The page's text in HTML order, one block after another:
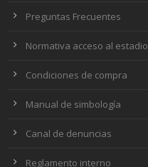
Preguntas Frecuentes
Normativa acceso al estadio
Condiciones de compra
Manual de simbología
Canal de denuncias
Reglamento interno